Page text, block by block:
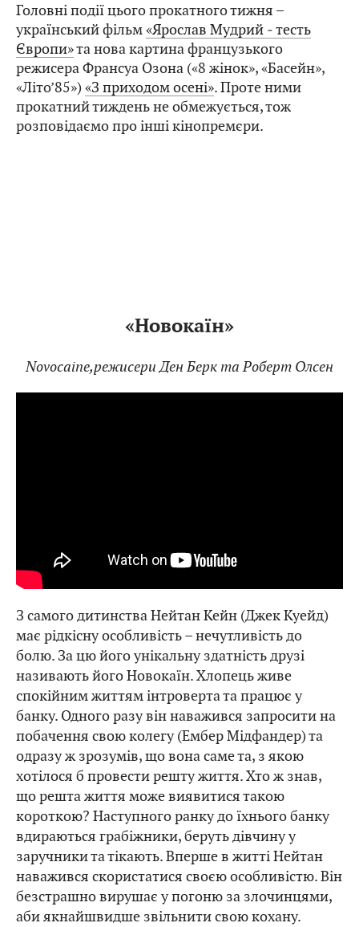
Головні події цього прокатного тижня –
український фільм«Ярослав Мудрий ‒ тесть
Європи»та нова картина французького
режисера Франсуа Озона («8 жінок», «Басейн»,
«Літо’85») «З приходом осені». Проте ними
прокатний тиждень не обмежується, тож
розповідаємо про інші кінопремєри.
«Новокаїн»
Novocaine,режисери Ден Берк та Роберт Олсен
З самого дитинства Нейтан Кейн (Джек Куейд)
має рідкісну особливість – нечутливість до
болю. За цю його унікальну здатність друзі
називають його Новокаїн. Хлопець живе
спокійним життям інтроверта та працює у
банку. Одного разу він наважився запросити на
побачення свою колегу (Ембер Мідфандер) та
одразу ж зрозумів, що вона саме та, з якою
хотілося б провести решту життя. Хто ж знав,
що решта життя може виявитися такою
короткою? Наступного ранку до їхнього банку
вдираються грабіжники, беруть дівчину у
заручники та тікають. Вперше в житті Нейтан
наважився скористатися своєю особливістю. Він
безстрашно вирушає у погоню за злочинцями,
аби якнайшвидше звільнити свою кохану.